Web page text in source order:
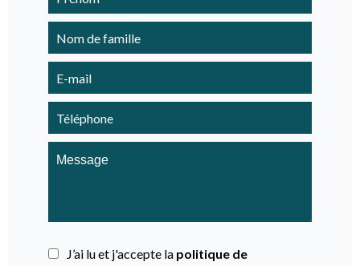
J’ai lu et j'accepte la politique de